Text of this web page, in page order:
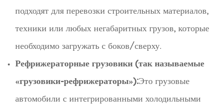
подходят для перевозки строительных материалов,
техники или любых негабаритных грузов, которые
необходимо загружать с боков/сверху.
Рефрижераторные грузовики (так называемые
«грузовики-рефрижераторы»):Это грузовые
автомобили с интегрированными холодильными